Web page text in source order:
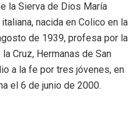
la Sierva de Dios María
nacida en Colico en la
de 1939, profesa por la
Cruz, Hermanas de San
a la fe por tres jóvenes, en
el 6 de junio de 2000.